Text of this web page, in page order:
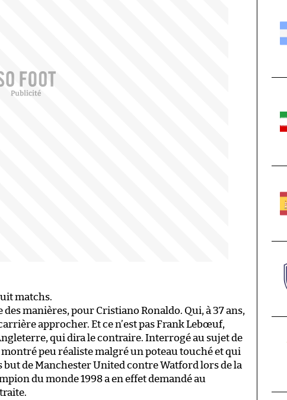
matchs.
manières, pour Cristiano Ronaldo. Qui, à 37 ans,
approcher. Et ce n’est pas Frank Lebœuf,
qui dira le contraire. Interrogé au sujet de
peu réaliste malgré un poteau touché et qui
but de Manchester United contre Watford lors de la
du monde 1998 a en effet demandé au